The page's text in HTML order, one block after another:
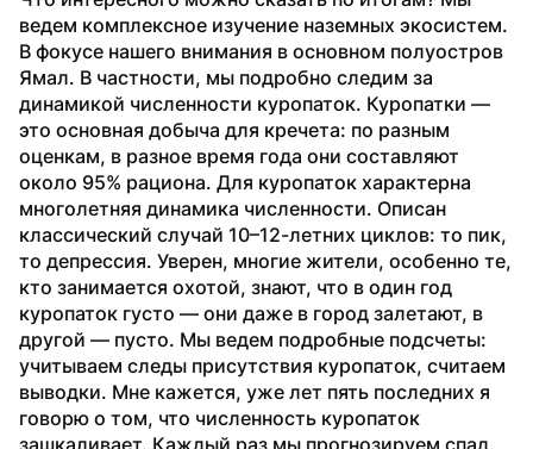
ведем комплексное изучение наземных экосистем.
В фокусе нашего внимания в основном полуостров
Ямал. В частности, мы подробно следим за
динамикой численности куропаток. Куропатки —
это основная добыча для кречета: по разным
оценкам, в разное время года они составляют
около 95% рациона. Для куропаток характерна
многолетняя динамика численности. Описан
классический случай 10–12-летних циклов: то пик,
то депрессия. Уверен, многие жители, особенно те,
кто занимается охотой, знают, что в один год
куропаток густо — они даже в город залетают, в
другой — пусто. Мы ведем подробные подсчеты:
учитываем следы присутствия куропаток, считаем
выводки. Мне кажется, уже лет пять последних я
говорю о том, что численность куропаток
зашкаливает. Каждый раз мы прогнозируем спад,